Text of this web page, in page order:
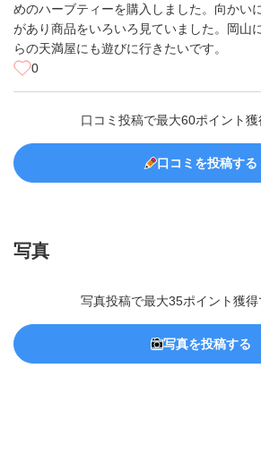
めのハーブティーを購入しました。向かい
があり商品をいろいろ見ていました。岡山
らの天満屋にも遊びに行きたいです。
0
口コミ投稿で最大60ポイント
口コミを投稿する
写真
写真投稿で最大35ポイント獲得
写真を投稿する